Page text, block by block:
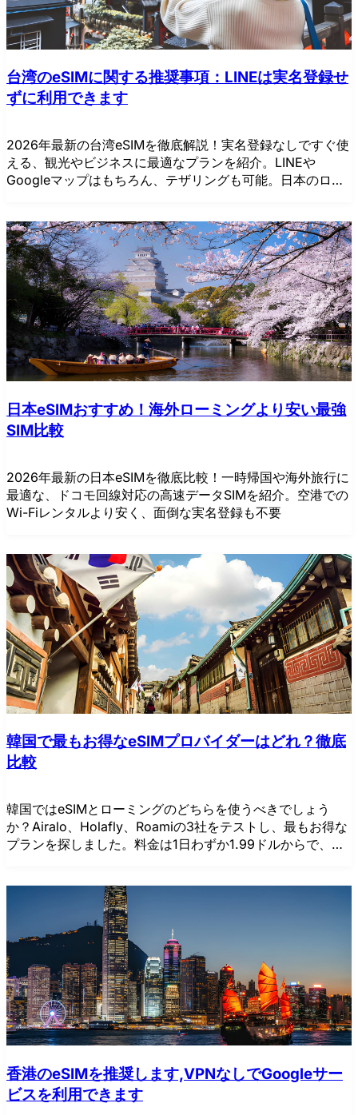
台湾のeSIMに関する推奨事項：LINEは実名登録せ
ずに利用できます
2026年最新の台湾eSIMを徹底解説！実名登録なしですぐ使
える、観光やビジネスに最適なプランを紹介。LINEや
Googleマップはもちろん、テザリングも可能。日本のロー
日本eSIMおすすめ！海外ローミングより安い最強
SIM比較
2026年最新の日本eSIMを徹底比較！一時帰国や海外旅行に
最適な、ドコモ回線対応の高速データSIMを紹介。空港での
Wi-Fiレンタルより安く、面倒な実名登録も不要
韓国で最もお得なeSIMプロバイダーはどれ？徹底
比較
韓国ではeSIMとローミングのどちらを使うべきでしょう
か？Airalo、Holafly、Roamiの3社をテストし、最もお得な
プランを探しました。料金は1日わずか1.99ドルからで、高
香港のeSIMを推奨します,VPNなしでGoogleサー
ビスを利用できます